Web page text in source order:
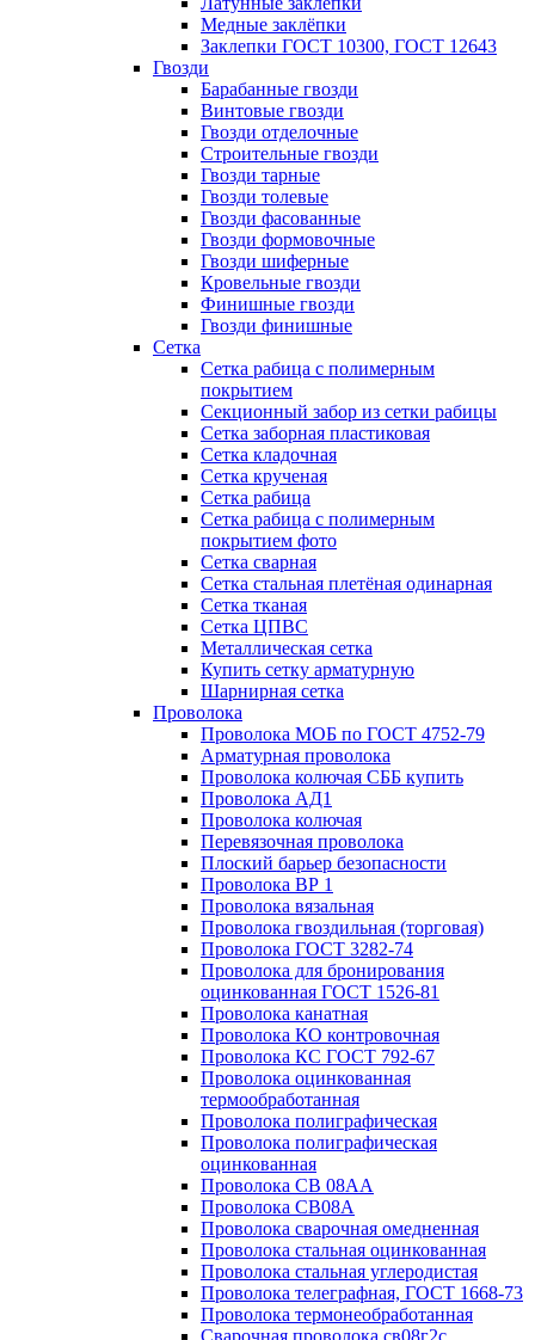
Медные заклёпки
Заклепки ГОСТ 10300, ГОСТ 12643
Гвозди
Барабанные гвозди
Винтовые гвозди
Гвозди отделочные
Строительные гвозди
Гвозди тарные
Гвозди толевые
Гвозди фасованные
Гвозди формовочные
Гвозди шиферные
Кровельные гвозди
Финишные гвозди
Гвозди финишные
Сетка
Сетка рабица с полимерным
покрытием
Секционный забор из сетки рабицы
Сетка заборная пластиковая
Сетка кладочная
Сетка крученая
Сетка рабица
Сетка рабица с полимерным
покрытием фото
Сетка сварная
Сетка стальная плетёная одинарная
Сетка тканая
Сетка ЦПВС
Металлическая сетка
Купить сетку арматурную
Шарнирная сетка
Проволока
Проволока МОБ по ГОСТ 4752-79
Арматурная проволока
Проволока колючая СББ купить
Проволока АД1
Проволока колючая
Перевязочная проволока
Плоский барьер безопасности
Проволока ВР 1
Проволока вязальная
Проволока гвоздильная (торговая)
Проволока ГОСТ 3282-74
Проволока для бронирования
оцинкованная ГОСТ 1526-81
Проволока канатная
Проволока КО контровочная
Проволока КС ГОСТ 792-67
Проволока оцинкованная
термообработанная
Проволока полиграфическая
Проволока полиграфическая
оцинкованная
Проволока СВ 08АА
Проволока СВ08А
Проволока сварочная омедненная
Проволока стальная оцинкованная
Проволока стальная углеродистая
Проволока телеграфная, ГОСТ 1668-73
Проволока термонеобработанная
Сварочная проволока св08г2с